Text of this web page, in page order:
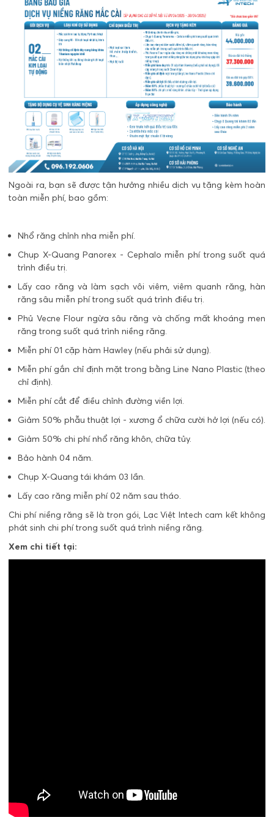
Ngoài ra, bạn sẽ được tận hưởng nhiều dịch vụ tặng kèm hoàn
toàn miễn phí, bao gồm:
Nhổ răng chỉnh nha miễn phí.
Chụp X-Quang Panorex - Cephalo miễn phí trong suốt quá
trình điều trị.
Lấy cao răng và làm sạch vôi viêm, viêm quanh răng, hàn
răng sâu miễn phí trong suốt quá trình điều trị.
Phủ Vecne Flour ngừa sâu răng và chống mất khoáng men
răng trong suốt quá trình niềng răng.
Miễn phí 01 cặp hàm Hawley (nếu phải sử dụng).
Miễn phí gắn chỉ định mặt trong bằng Line Nano Plastic (theo
chỉ định).
Miễn phí cắt để điều chỉnh đường viền lợi.
Giảm 50% phẫu thuật lợi - xương ổ chữa cười hở lợi (nếu có).
Giảm 50% chi phí nhổ răng khôn, chữa tủy.
Bảo hành 04 năm.
Chụp X-Quang tái khám 03 lần.
Lấy cao răng miễn phí 02 năm sau tháo.
Chi phí niềng răng sẽ là trọn gói, Lạc Việt Intech cam kết không
phát sinh chi phí trong suốt quá trình niềng răng.
Xem chi tiết tại: